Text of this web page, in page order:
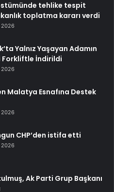
tehlike tespit
toplatma kararı verdi
2026
Yalnız Yaşayan Adamın
Forkliftle İndirildi
2026
Malatya Esnafına Destek
2026
CHP’den istifa etti
2026
Ak Parti Grup Başkanı